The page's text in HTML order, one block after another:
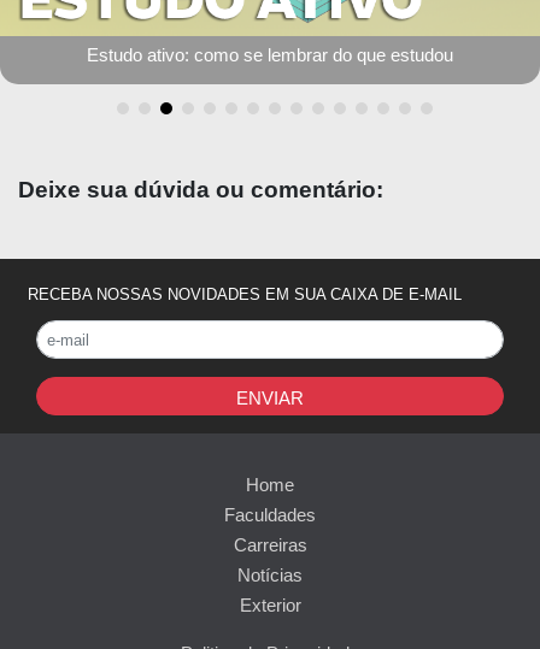
Apps para otimizar os estudos
Deixe sua dúvida ou comentário:
RECEBA NOSSAS NOVIDADES EM SUA CAIXA DE E-MAIL
ENVIAR
Home
Faculdades
Carreiras
Notícias
Exterior